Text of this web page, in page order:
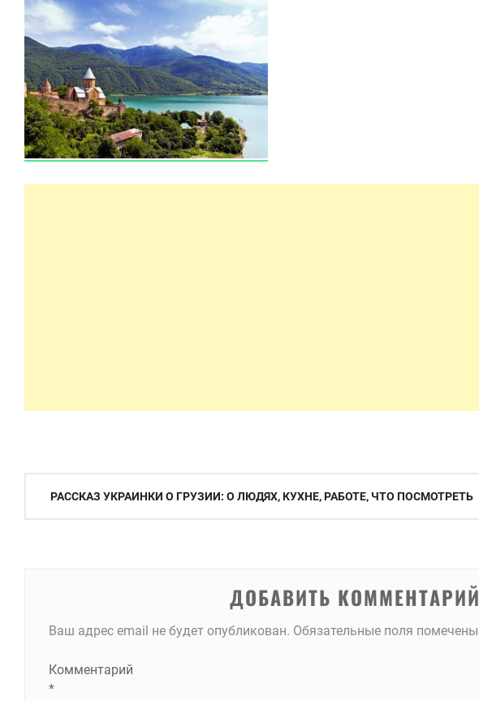
Навигация
РАССКАЗ УКРАИНКИ О ГРУЗИИ: О ЛЮДЯХ, КУХНЕ, РАБОТЕ, ЧТО ПОСМОТРЕТЬ
ДОБАВИТЬ КОММЕНТАРИЙ
Ваш адрес email не будет опубликован. Обязательные поля помечены
Комментарий
*